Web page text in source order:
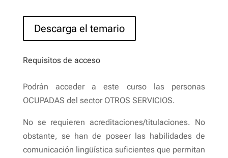
Descarga el temario
Requisitos de acceso
Podrán acceder a este curso las personas
OCUPADAS del sector OTROS SERVICIOS.
No se requieren acreditaciones/titulaciones. No
obstante, se han de poseer las habilidades de
comunicación lingüística suficientes que permitan